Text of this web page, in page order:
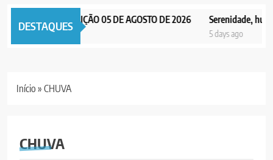
DESTAQUES
PAX NOTICIAS EDIÇÃO 05 DE AGOSTO DE 2026
5 days ago
Serenidade,
5 days ago
Início » CHUVA
CHUVA